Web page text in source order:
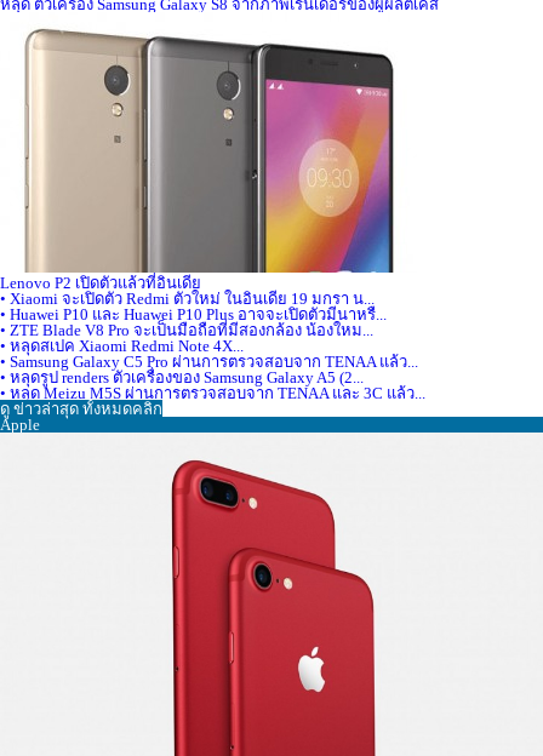
หลุด ตัวเครื่อง Samsung Galaxy S8 จากภาพเรนเดอร์ของผู้ผลิตเคส
Lenovo P2 เปิดตัวแล้วที่อินเดีย
• Xiaomi จะเปิดตัว Redmi ตัวใหม่ ในอินเดีย 19 มกรา น...
• Huawei P10 และ Huawei P10 Plus อาจจะเปิดตัวมีนาหรื...
• ZTE Blade V8 Pro จะเป็นมือถือที่มีสองกล้อง น้องใหม...
• หลุดสเปค Xiaomi Redmi Note 4X...
• Samsung Galaxy C5 Pro ผ่านการตรวจสอบจาก TENAA แล้ว...
• หลุดรูป renders ตัวเครื่องของ Samsung Galaxy A5 (2...
• หลุด Meizu M5S ผ่านการตรวจสอบจาก TENAA และ 3C แล้ว...
ดู ข่าวล่าสุด ทั้งหมดคลิก
Apple